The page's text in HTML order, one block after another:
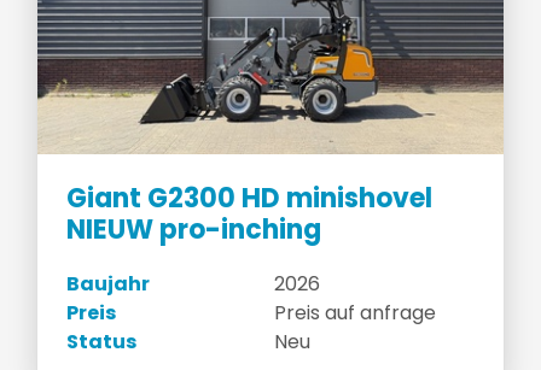
Giant G2300 HD minishovel
NIEUW pro-inching
Baujahr
2026
Preis
Preis auf anfrage
Status
Neu